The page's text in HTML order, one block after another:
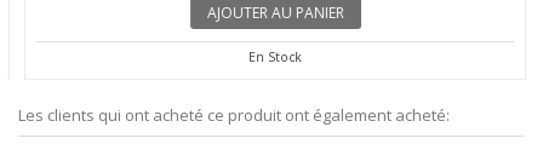
AJOUTER AU PANIER
En Stock
Les clients qui ont acheté ce produit ont également acheté: